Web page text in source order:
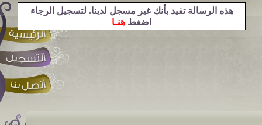
هذه الرسالة تفيد بأنك غير مسجل لدينا. لتسجيل الرجاء
اضغط هنـا